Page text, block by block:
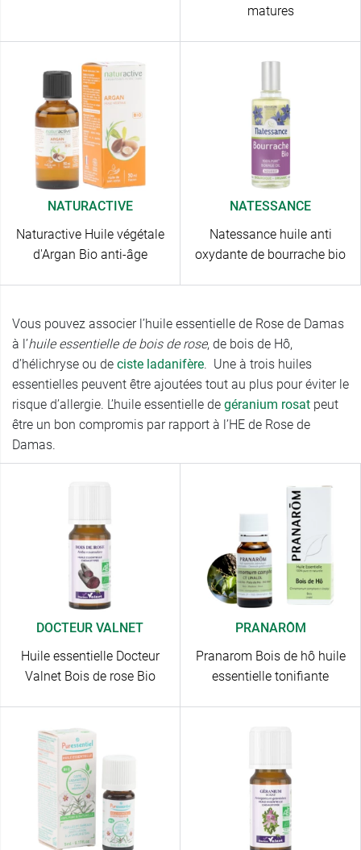
matures
NATURACTIVE
Naturactive Huile végétale
d'Argan Bio anti-âge
NATESSANCE
Natessance huile anti
oxydante de bourrache bio
Vous pouvez associer l’huile essentielle de Rose de Damas
à l’huile essentielle de bois de rose, de bois de Hô,
d’hélichryse ou de ciste ladanifère. Une à trois huiles
essentielles peuvent être ajoutées tout au plus pour éviter le
risque d’allergie. L’huile essentielle de géranium rosat peut
être un bon compromis par rapport à l’HE de Rose de
Damas.
DOCTEUR VALNET
Huile essentielle Docteur
Valnet Bois de rose Bio
PRANARÔM
Pranarom Bois de hô huile
essentielle tonifiante